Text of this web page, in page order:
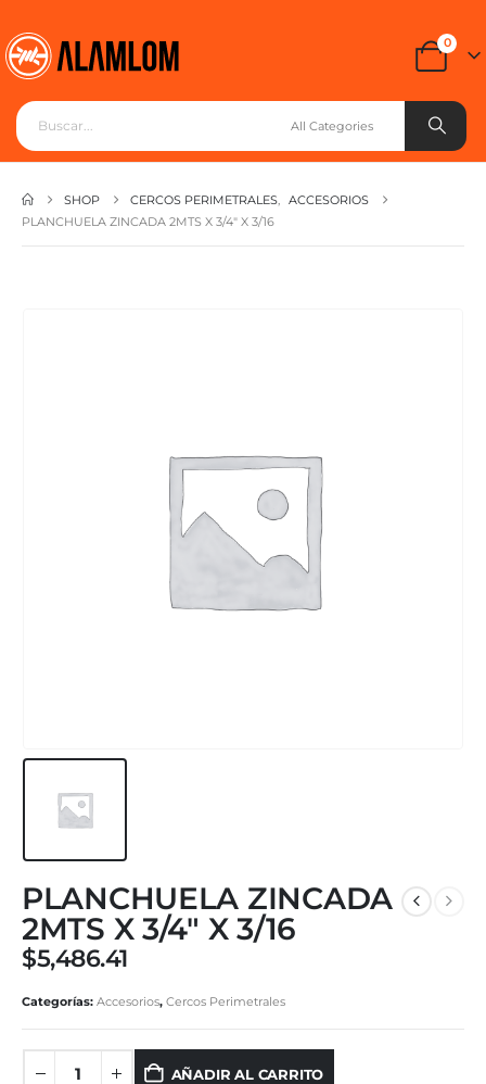
0
SHOP CERCOS PERIMETRALES
ACCESORIOS
PLANCHUELA ZINCADA 2MTS X 3/4″ X 3/16
PLANCHUELA ZINCADA
2MTS X 3/4″ X 3/16
$5,486.41
Categorías: Accesorios, Cercos Perimetrales
AÑADIR AL CARRITO